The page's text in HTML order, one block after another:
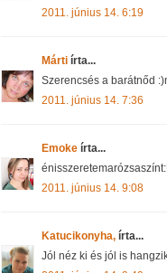
2011. június 14. 6:19
Márti írta...
Szerencsés a barátnőd
2011. június 14. 7:36
Emoke írta...
2011. június 14. 9:08
Katucikonyha, írta...
Jól néz ki és jól is